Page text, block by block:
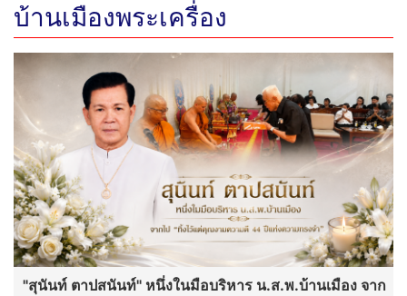
บ้านเมืองพระเครื่อง
"สุนันท์ ตาปสนันท์" หนึ่งในมือบริหาร น.ส.พ.บ้านเมือง จาก